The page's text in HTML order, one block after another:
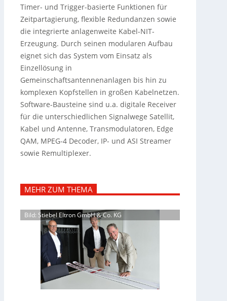
Timer- und Trigger-basierte Funktionen für
Zeitpartagierung, flexible Redundanzen sowie
die integrierte anlagenweite Kabel-NIT-
Erzeugung. Durch seinen modularen Aufbau
eignet sich das System vom Einsatz als
Einzellösung in
Gemeinschaftsantennenanlagen bis hin zu
komplexen Kopfstellen in großen Kabelnetzen.
Software-Bausteine sind u.a. digitale Receiver
für die unterschiedlichen Signalwege Satellit,
Kabel und Antenne, Transmodulatoren, Edge
QAM, MPEG-4 Decoder, IP- und ASI Streamer
sowie Remultiplexer.
MEHR ZUM THEMA
Bild: Stiebel Eltron GmbH & Co. KG